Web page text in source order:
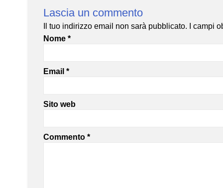
Lascia un commento
Il tuo indirizzo email non sarà pubblicato. I campi
Nome *
Email *
Sito web
Commento *